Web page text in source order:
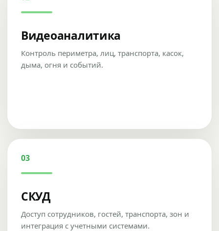
Видеоаналитика
Контроль периметра, лиц, транспорта, касок,
дыма, огня и событий.
03
СКУД
Доступ сотрудников, гостей, транспорта, зон и
интеграция с учетными системами.